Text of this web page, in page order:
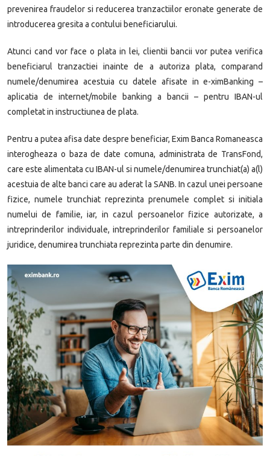
prevenirea fraudelor si reducerea tranzactiilor eronate generate de
introducerea gresita a contului beneficiarului.
Atunci cand vor face o plata in lei, clientii bancii vor putea verifica
beneficiarul tranzactiei inainte de a autoriza plata, comparand
numele/denumirea acestuia cu datele afisate in e-ximBanking –
aplicatia de internet/mobile banking a bancii – pentru IBAN-ul
completat in instructiunea de plata.
Pentru a putea afisa date despre beneficiar, Exim Banca Romaneasca
interogheaza o baza de date comuna, administrata de TransFond,
care este alimentata cu IBAN-ul si numele/denumirea trunchiat(a) a(l)
acestuia de alte banci care au aderat la SANB. In cazul unei persoane
fizice, numele trunchiat reprezinta prenumele complet si initiala
numelui de familie, iar, in cazul persoanelor fizice autorizate, a
intreprinderilor individuale, intreprinderilor familiale si persoanelor
juridice, denumirea trunchiata reprezinta parte din denumire.